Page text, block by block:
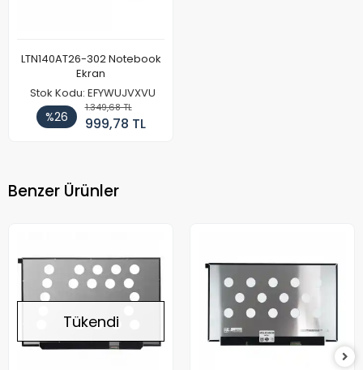
LTN140AT26-302 Notebook
Ekran
Stok Kodu: EFYWUJVXVU
%26
1.349,68 TL
999,78 TL
Benzer Ürünler
Tükendi